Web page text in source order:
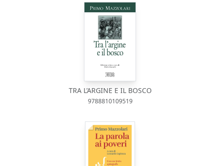
TRA L’ARGINE E IL BOSCO
9788810109519